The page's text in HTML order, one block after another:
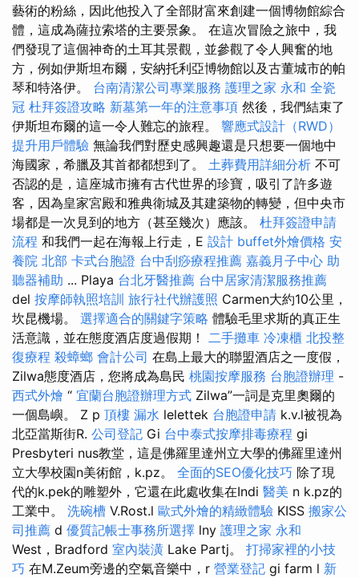
藝術的粉絲，因此他投入了全部財富來創建一個博物館綜合
體，這成為薩拉索塔的主要景象。 在這次冒險之旅中，我
們發現了這個神奇的土耳其景觀，並參觀了令人興奮的地
方，例如伊斯坦布爾，安納托利亞博物館以及古董城市的帕
琴和特洛伊。 台南清潔公司專業服務 護理之家 永和 全瓷
冠 杜拜簽證攻略 新墓第一年的注意事項 然後，我們結束了
伊斯坦布爾的這一令人難忘的旅程。 響應式設計（RWD）
提升用戶體驗 無論我們對歷史感興趣還是只想要一個地中
海國家，希臘及其首都都想到了。 土葬費用詳細分析 不可
否認的是，這座城市擁有古代世界的珍寶，吸引了許多遊
客，因為皇家宮殿和雅典衛城及其建築物的轉變，但中央市
場都是一次見到的地方（甚至幾次）應該。 杜拜簽證申請
流程 和我們一起在海報上行走，E 設計 buffet外燴價格 安
養院 北部 卡式台胞證 台中刮痧療程推薦 嘉義月子中心 助
聽器補助 ... Playa 台北牙醫推薦 台中居家清潔服務推薦
del 按摩師執照培訓 旅行社代辦護照 Carmen大約10公里，
坎昆機場。 選擇適合的關鍵字策略 體驗毛里求斯的真正生
活意識，並在態度酒店度過假期！ 二手攤車 冷凍櫃 北投整
復療程 殺蟑螂 會計公司 在島上最大的聯盟酒店之一度假，
Zilwa態度酒店，您將成為島民 桃園按摩服務 台胞證辦理 -
西式外燴 “ 宜蘭台胞證辦理方式 Zilwa”一詞是克里奧爾的
一個島嶼。 Z p 頂樓 漏水 lelettek 台胞證申請 k.v.l被視為
北亞當斯街R. 公司登記 Gi 台中泰式按摩排毒療程 gi
Presbyteri nus教堂，這是佛羅里達州立大學的佛羅里達州
立大學校園n美術館，k.pz。 全面的SEO優化技巧 除了現
代的k.pek的雕塑外，它還在此處收集在Indi 醫美 n k.pz的
工業中。 洗碗槽 V.Rost.l 歐式外燴的精緻體驗 KISS 搬家公
司推薦 d 優質記帳士事務所選擇 lny 護理之家 永和
West，Bradford 室內裝潢 Lake Partj。 打掃家裡的小技
巧 在M.Zeum旁邊的空氣音樂中，r 營業登記 gi farm l 新